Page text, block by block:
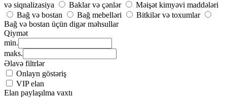
və siqnalizasiya
Baklar və çənlər
Məişət kimyəvi maddələri
Bağ və bostan
Bağ mebelləri
Bitkilər və toxumlar
Bağ və bostan üçün digər məhsullar
Qiymət
min.
maks.
Əlavə filtrlər
Onlayn göstəriş
VIP elan
Elan paylaşılma vaxtı